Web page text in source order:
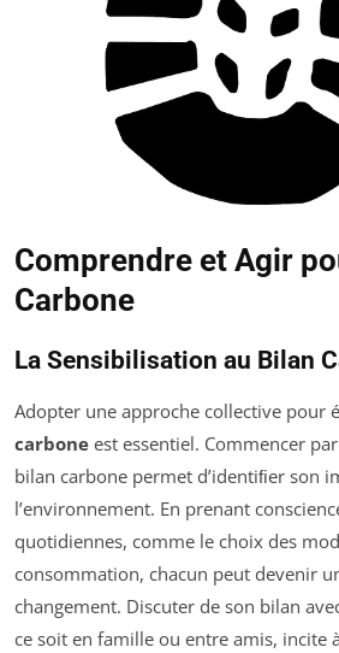
Comprendre et Agir
Carbone
La Sensibilisation au Bilan
Adopter une approche collective pour
carbone est essentiel. Commencer
bilan carbone permet d’identiﬁer son
l’environnement. En prenant
quotidiennes, comme le choix des
consommation, chacun peut devenir
changement. Discuter de son bilan
ce soit en famille ou entre amis, incite